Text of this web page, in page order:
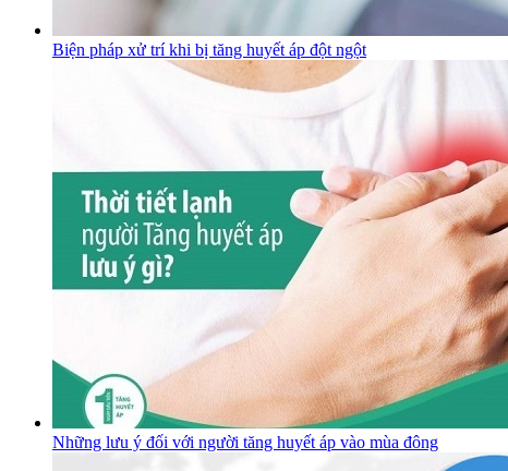
Biện pháp xử trí khi bị tăng huyết áp đột ngột
Những lưu ý đối với người tăng huyết áp vào mùa đông